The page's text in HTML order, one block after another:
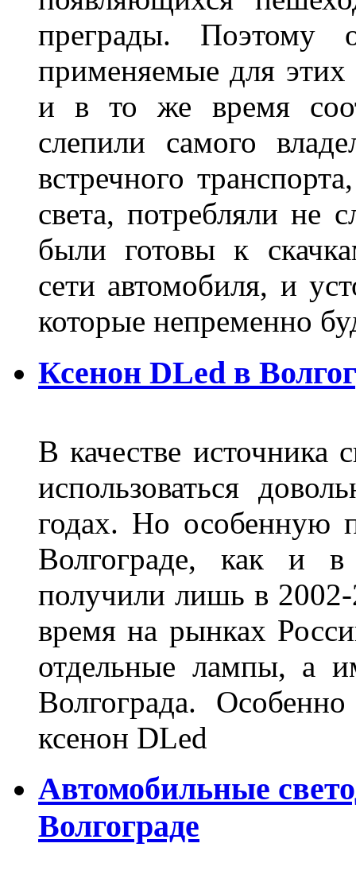
преграды. Поэтому
применяемые для
и в то же время
слепили самого
встречного
света, потребляли не
были готовы к
сети автомобиля, и
которые непременно
Ксенон DLed в
В качестве источника
использоваться
годах. Но особенную
Волгограде, как и
получили лишь в
время на рынках
отдельные лампы, а
Волгограда.
ксенон DLed
Автомобильные
Волгограде